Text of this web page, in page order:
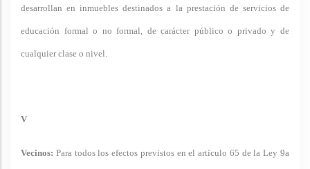
desarrollan en inmuebles destinados a la prestación de servicios de
educación formal o no formal, de carácter público o privado y de
cualquier clase o nivel.
V
Vecinos: Para todos los efectos previstos en el artículo 65 de la Ley 9a